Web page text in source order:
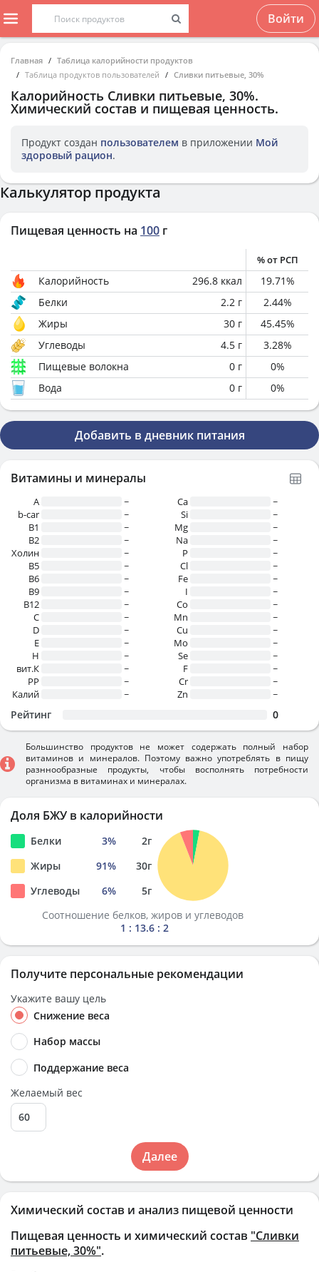
Войти
Главная
Таблица калорийности продуктов
Таблица продуктов пользователей
Сливки питьевые, 30%
Калорийность Сливки питьевые, 30%.
Химический состав и пищевая ценность.
Продукт создан пользователем в приложении Мой
здоровый рацион.
Химический состав и анализ пищевой ценности
Пищевая ценность и химический состав "Сливки
питьевые, 30%".
Калькулятор продукта
Пищевая ценность на 100 г
% от РСП
Калорийность 296.8 ккал 19.71%
Белки
2.2 г 2.44%
Жиры
30 г 45.45%
Углеводы
4.5 г 3.28%
Пищевые волокна
0 г 0%
Вода
0 г 0%
Добавить в дневник питания
Витамины и минералы
A
~
b-car
~
В1
~
B2
~
Холин
~
B5
~
B6
~
B9
~
B12
~
C
~
D
~
E
~
H
~
вит.К
~
PP
~
Калий
~
Ca
~
Si
~
Mg
~
Na
~
P
~
Cl
~
Fe
~
I
~
Co
~
Mn
~
Cu
~
Mo
~
Se
~
F
~
Cr
~
Zn
~
Рейтинг 0
Большинство продуктов не может содержать полный набор
витаминов и минералов. Поэтому важно употреблять в пищу
разннообразные продукты, чтобы восполнять потребности
организма в витаминах и минералах.
Доля БЖУ в калорийности
Белки 3% 2г
Жиры
91% 30г
Углеводы
6% 5г
Соотношение белков, жиров и углеводов
1 : 13.6 : 2
Получите персональные рекомендации
Укажите вашу цель
Снижение веса
Набор массы
Поддержание веса
Желаемый вес
Далее